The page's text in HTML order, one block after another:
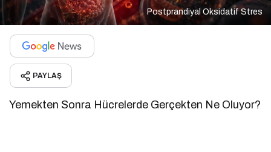
Postprandiyal Oksidatif Stres
PAYLAŞ
Yemekten Sonra Hücrelerde Gerçekten Ne Oluyor?